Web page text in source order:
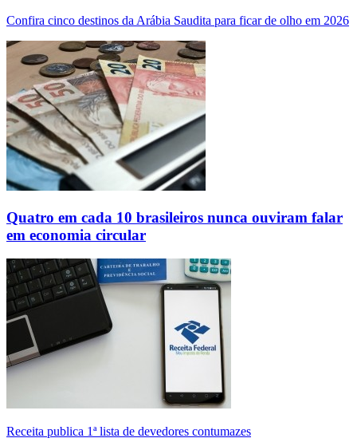
Confira cinco destinos da Arábia Saudita para ficar de olho em 2026
Quatro em cada 10 brasileiros nunca ouviram falar
em economia circular
Receita publica 1ª lista de devedores contumazes